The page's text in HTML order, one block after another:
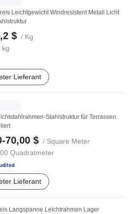
Leichtgewicht Windresistent Metall Licht
$ / Kg
kg
Lieferant
Stahlstruktur für Terrassen
70,00 $ / Square Meter
Quadratmeter
Lieferant
Langspanne Leichtrahmen Lager